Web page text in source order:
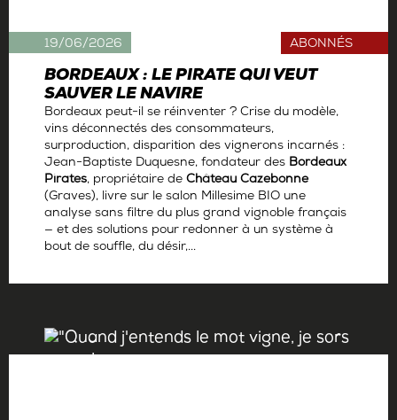
BORDEAUX : LE PIRATE QUI VEUT
SAUVER LE NAVIRE
ABONNÉS
Bordeaux peut-il se réinventer ? Crise du modèle,
vins déconnectés des consommateurs,
surproduction, disparition des vignerons incarnés :
Jean-Baptiste Duquesne, fondateur des Bordeaux
Pirates, propriétaire de Château Cazebonne
(Graves), livre sur le salon Millesime BIO une
analyse sans filtre du plus grand vignoble français
— et des solutions pour redonner à un système à
bout de souffle, du désir,...
19/06/2026